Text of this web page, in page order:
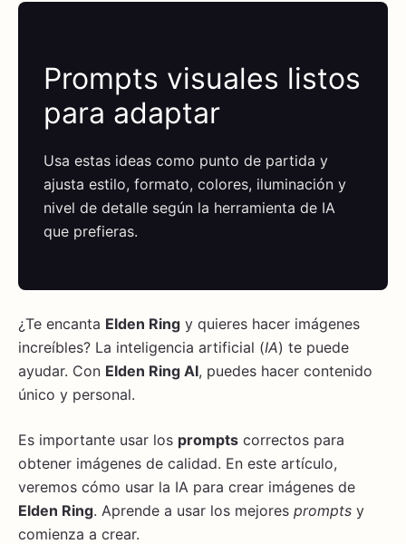
Prompts visuales listos
para adaptar
Usa estas ideas como punto de partida y
ajusta estilo, formato, colores, iluminación y
nivel de detalle según la herramienta de IA
que prefieras.
¿Te encanta Elden Ring y quieres hacer imágenes
increíbles? La inteligencia artificial (IA) te puede
ayudar. Con Elden Ring AI, puedes hacer contenido
único y personal.
Es importante usar los prompts correctos para
obtener imágenes de calidad. En este artículo,
veremos cómo usar la IA para crear imágenes de
Elden Ring. Aprende a usar los mejores prompts y
comienza a crear.